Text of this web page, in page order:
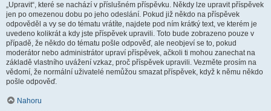
„Upravit“, které se nachází v příslušném příspěvku. Někdy lze upravit příspěvek
jen po omezenou dobu po jeho odeslání. Pokud již někdo na příspěvek
odpověděl a vy se do tématu vrátíte, najdete pod ním krátký text, ve kterém je
uvedeno kolikrát a kdy jste příspěvek upravili. Toto bude zobrazeno pouze v
případě, že někdo do tématu pošle odpověď, ale neobjeví se to, pokud
moderátor nebo administrátor upraví příspěvek, ačkoli ti mohou zanechat na
základě vlastního uvážení vzkaz, proč příspěvek upravili. Vezměte prosím na
vědomí, že normální uživatelé nemůžou smazat příspěvek, když k němu někdo
pošle odpověď.
Nahoru